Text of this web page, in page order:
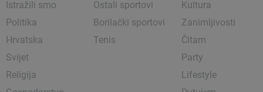
Istražili smo
Politika
Hrvatska
Svijet
Religija
Ostali sportovi
Borilački sportovi
Tenis
Kultura
Zanimljivosti
Čitam
Party
Lifestyle